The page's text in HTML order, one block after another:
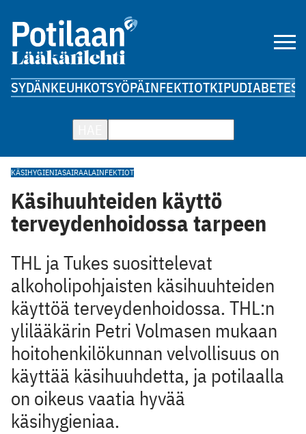
SYDÄNKEUHKOTSYÖPÄINFEKTIOTKIPUDIABETES
KÄSIHYGIENIASAIRAALAINFEKTIOT
Käsihuuhteiden käyttö
terveydenhoidossa tarpeen
THL ja Tukes suosittelevat
alkoholipohjaisten käsihuuhteiden
käyttöä terveydenhoidossa. THL:n
ylilääkärin Petri Volmasen mukaan
hoitohenkilökunnan velvollisuus on
käyttää käsihuuhdetta, ja potilaalla
on oikeus vaatia hyvää
käsihygieniaa.